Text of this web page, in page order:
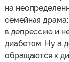
на
семейная драма:
в депрессию и
диабетом. Ну а
обращаются к